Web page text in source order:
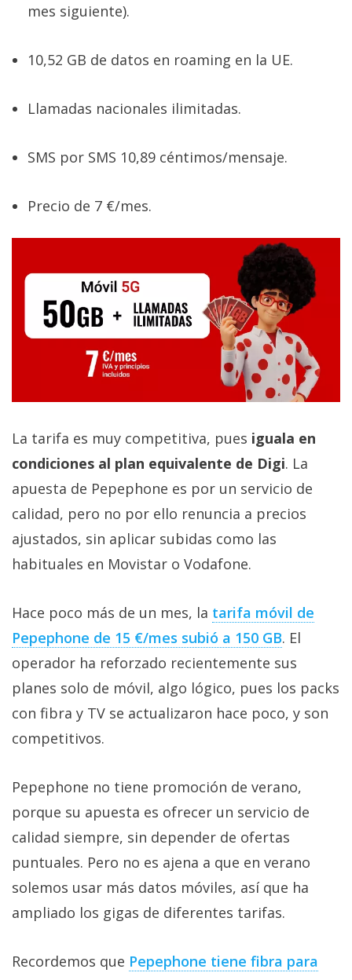
mes siguiente).
10,52 GB de datos en roaming en la UE.
Llamadas nacionales ilimitadas.
SMS por SMS 10,89 céntimos/mensaje.
Precio de 7 €/mes.
La tarifa es muy competitiva, pues iguala en
condiciones al plan equivalente de Digi. La
apuesta de Pepephone es por un servicio de
calidad, pero no por ello renuncia a precios
ajustados, sin aplicar subidas como las
habituales en Movistar o Vodafone.
Hace poco más de un mes, la tarifa móvil de
Pepephone de 15 €/mes subió a 150 GB‎. El
operador ha reforzado recientemente sus
planes solo de móvil, algo lógico, pues los packs
con fibra y TV se actualizaron hace poco, y son
competitivos.
Pepephone no tiene promoción de verano,
porque su apuesta es ofrecer un servicio de
calidad siempre, sin depender de ofertas
puntuales. Pero no es ajena a que en verano
solemos usar más datos móviles, así que ha
ampliado los gigas de diferentes tarifas.
Recordemos que Pepephone tiene fibra para